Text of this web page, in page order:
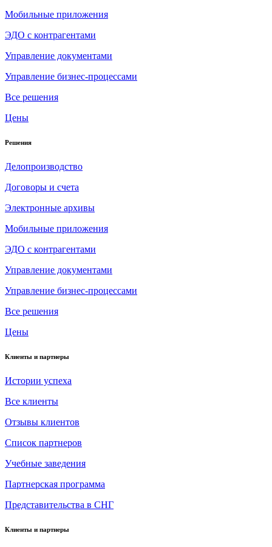
Мобильные приложения
ЭДО с контрагентами
Управление документами
Управление бизнес-процессами
Все решения
Цены
Решения
Делопроизводство
Договоры и счета
Электронные архивы
Мобильные приложения
ЭДО с контрагентами
Управление документами
Управление бизнес-процессами
Все решения
Цены
Клиенты и партнеры
Истории успеха
Все клиенты
Отзывы клиентов
Список партнеров
Учебные заведения
Партнерская программа
Представительства в СНГ
Клиенты и партнеры